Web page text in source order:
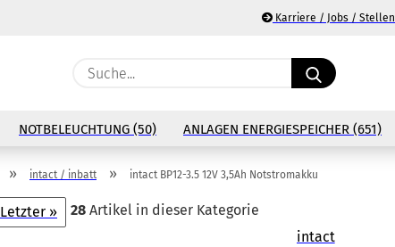
Karriere / Jobs / Stellen
Suche...
NOTBELEUCHTUNG (50) ANLAGEN ENERGIESPEICHER (651)
» intact / inbatt » intact BP12-3.5 12V 3,5Ah Notstromakku
Letzter » 28 Artikel in dieser Kategorie
intact